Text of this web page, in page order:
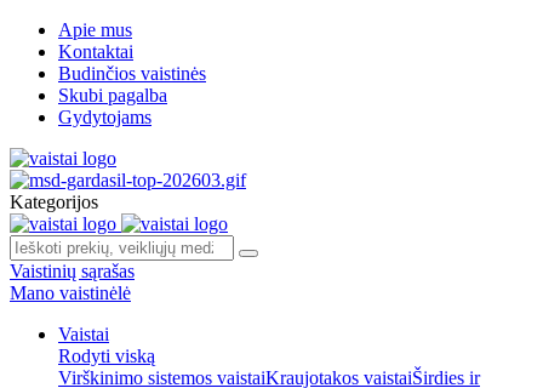
Apie mus
Kontaktai
Budinčios vaistinės
Skubi pagalba
Gydytojams
Kategorijos
Vaistinių sąrašas
Mano vaistinėlė
Vaistai
Rodyti viską
Virškinimo sistemos vaistaiKraujotakos vaistaiŠirdies ir